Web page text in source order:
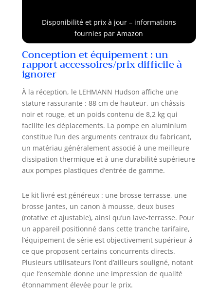
Terrasse &
Jantes, Canon
à Mousse,
Noir/Rouge
voitures,
terrasses, façades
et meubles de
aluminium
durable - Pompe
haute qualité
assurant une
excellente
résistance à
l’usure, une
longue durée de
vie et des
performances de
nettoyage stables,
utilisation
intensive.
Nettoyage rapide
et grande
efficacité - Débit
d’eau élevé de 450
l/h permettant de
nettoyer
rapidement de
grandes surfaces
Disponibilité et prix à jour – informations
fournies par Amazon
Conception et équipement : un
rapport accessoires/prix difficile à
ignorer
À la réception, le LEHMANN Hudson affiche une
stature rassurante : 88 cm de hauteur, un châssis
noir et rouge, et un poids contenu de 8,2 kg qui
facilite les déplacements. La pompe en aluminium
constitue l’un des arguments centraux du fabricant,
un matériau généralement associé à une meilleure
dissipation thermique et à une durabilité supérieure
aux pompes plastiques d’entrée de gamme.
Le kit livré est généreux : une brosse terrasse, une
brosse jantes, un canon à mousse, deux buses
(rotative et ajustable), ainsi qu’un lave-terrasse. Pour
un appareil positionné dans cette tranche tarifaire,
l’équipement de série est objectivement supérieur à
ce que proposent certains concurrents directs.
Plusieurs utilisateurs l’ont d’ailleurs souligné, notant
que l’ensemble donne une impression de qualité
étonnamment élevée pour le prix.